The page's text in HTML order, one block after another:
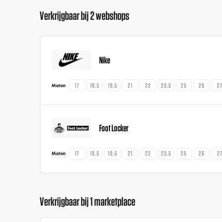
Verkrijgbaar bij 2 webshops
Nike
Maten 17 18.5 19.5 21 22 23.5 25 26 27
Foot Locker
Maten 17 18.5 19.5 21 22 23.5 25 26 27
Verkrijgbaar bij 1 marketplace